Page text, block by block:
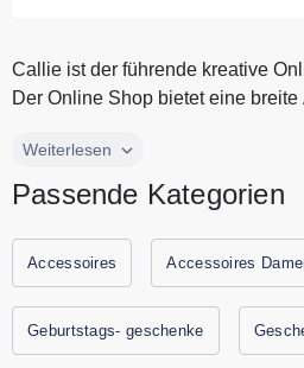
Callie ist der führende kreative
Der Online Shop bietet eine breite
Callie ist der führende kreative
personalisierten und originellen
ein „Ich kenne dich am besten“-
unvergessliche Momente mit den
Sie lieben. Alle aktuellen
von Callie findest Du immer hier
Weiterlesen
Passende Kategorien
Accessoires Accessoires
Geburtstags- geschenke